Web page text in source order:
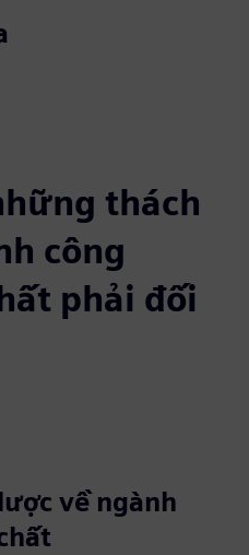
thách
công
phải đối
về ngành